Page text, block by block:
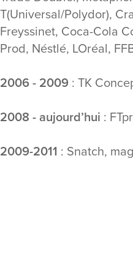
T(Universal/Polydor),
Freyssinet, Coca-Cola
Prod, Néstlé, LOréal,
2006 - 2009 : TK
2008 - aujourd’hui :
2009-2011 : Snatch,